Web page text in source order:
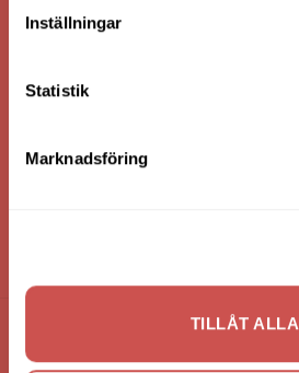
Inställningar
Statistik
Marknadsföring
TILLÅT ALLA